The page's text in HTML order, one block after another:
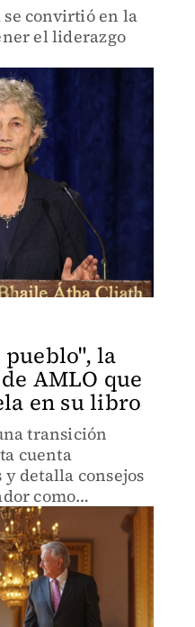
convirtió en la
el liderazgo
pueblo", la
AMLO que
en su libro
transición
cuenta
y detalla consejos
como